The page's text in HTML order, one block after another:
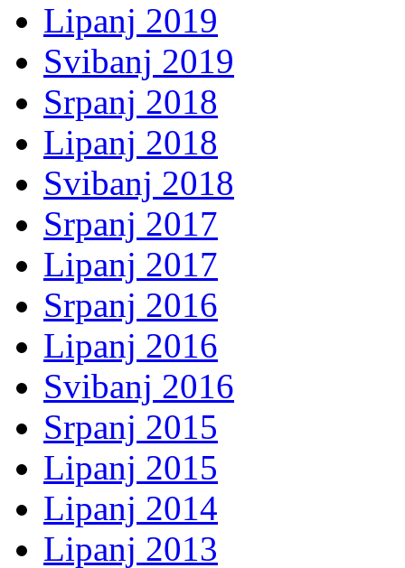
Lipanj 2019
Svibanj 2019
Srpanj 2018
Lipanj 2018
Svibanj 2018
Srpanj 2017
Lipanj 2017
Srpanj 2016
Lipanj 2016
Svibanj 2016
Srpanj 2015
Lipanj 2015
Lipanj 2014
Lipanj 2013